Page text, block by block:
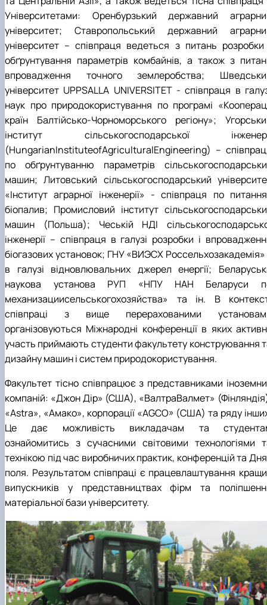
Рейтингові списки
Університетами: Оренбурзький державний
університет; Ставропольський державний
університет – співпраця ведеться з питань розробки
обґрунтування параметрів комбайнів, а також з
впровадження точного землеробства;
університет UPPSALLA UNIVERSITET ‑ співпраця в
наук про природокористування по програмі
країн Балтійсько-Чорноморського регіону»;
інститут сільськогосподарської
(HungarianInstituteofAgriculturalEngineering) –
по обґрунтуванню параметрів
машин; Литовський сільськогосподарський
«Інститут аграрної інженерії» ‑ співпраця по
біопалив; Промисловий інститут
машин (Польша); Чеській НДІ
інженерії – співпраця в галузі розробки і
біогазових установок; ГНУ «ВИЭСХ Россельхозакадемія»
в галузі відновлювальних джерел енергії;
наукова установа РУП «НПУ НАН Беларуси
механизациисельськогохозяйства» та ін. В
співпраці з вище перерахованими
організовуються Міжнародні конференції в яких
участь приймають студенти факультету конструювання
дизайну машин і систем природокористування.
Факультет тісно співпрацює з представниками
компаній: «Джон Дір» (США), «ВалтраВалмет»
«Astra», «Амако», корпорації «AGCO» (США) та ряду
Це дає можливість викладачам та
ознайомитись з сучасними світовими технологіями
технікою під час виробничих практик, конференцій та
поля. Результатом співпраці є працевлаштування
випускників у представництвах фірм та
матеріальної бази університету.